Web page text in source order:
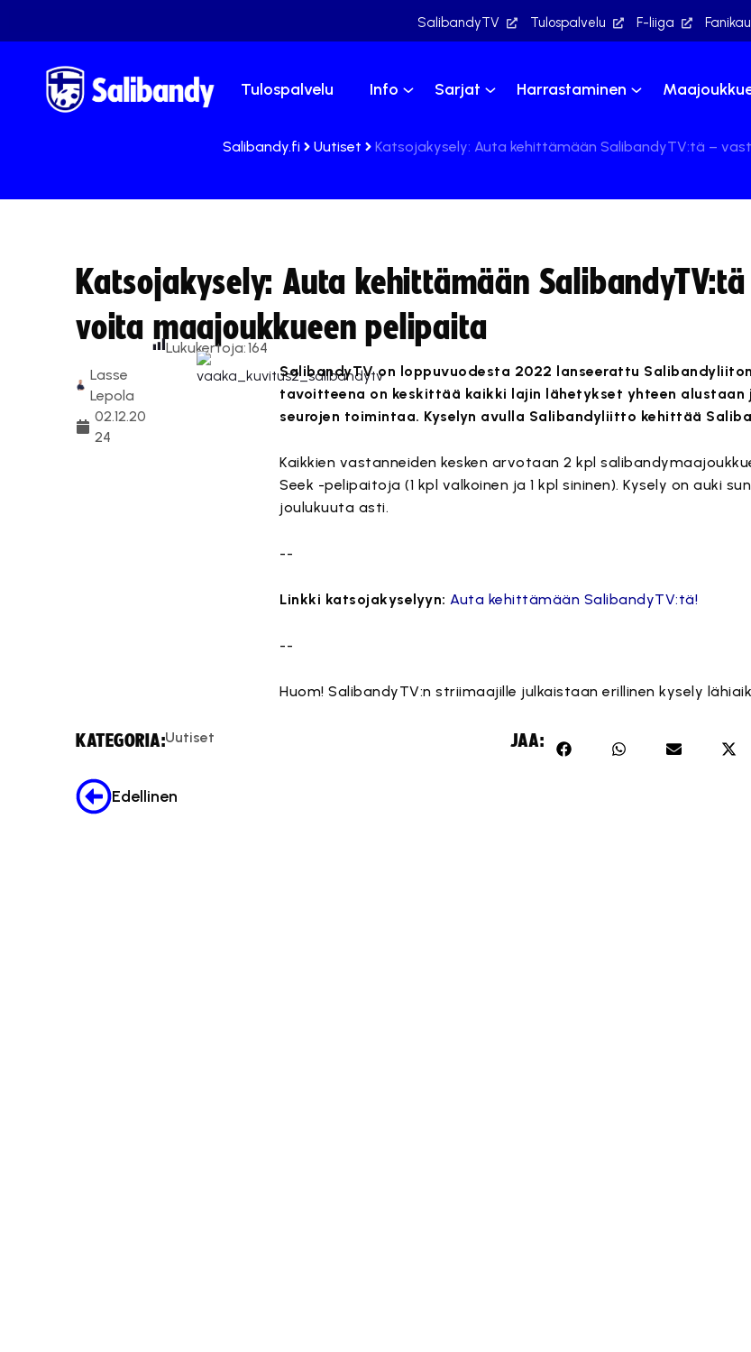
SalibandyTV Tulospalvelu F-liiga
Tulospalvelu Info Sarjat Harrastaminen
Salibandy.fi Uutiset Katsojakysely: Auta kehittämään SalibandyTV:tä –
Katsojakysely: Auta kehittämään
voita maajoukkueen pelipaita
Lasse
Lepola
02.12.20
24
Lukukertoja:164
SalibandyTV on loppuvuodesta 2022 lanseerattu
tavoitteena on keskittää kaikki lajin lähetykset yhteen
seurojen toimintaa. Kyselyn avulla Salibandyliitto kehittää
Kaikkien vastanneiden kesken arvotaan 2 kpl
Seek -pelipaitoja (1 kpl valkoinen ja 1 kpl sininen). Kysely on auki
joulukuuta asti.
--
Linkki katsojakyselyyn: Auta kehittämään SalibandyTV:tä!
--
Huom! SalibandyTV:n striimaajille julkaistaan erillinen kysely
KATEGORIA:Uutiset JAA:
Edellinen